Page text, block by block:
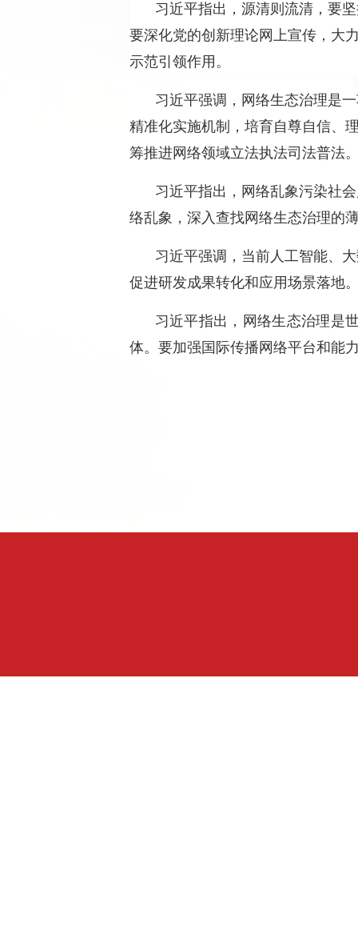
习近平指出，源清则流清，要
要深化党的创新理论网上宣传，大
示范引领作用。
习近平强调，网络生态治理是
精准化实施机制，培育自尊自信、
筹推进网络领域立法执法司法普法
习近平指出，网络乱象污染社
络乱象，深入查找网络生态治理的
习近平强调，当前人工智能、
促进研发成果转化和应用场景落地
习近平指出，网络生态治理是
体。要加强国际传播网络平台和能